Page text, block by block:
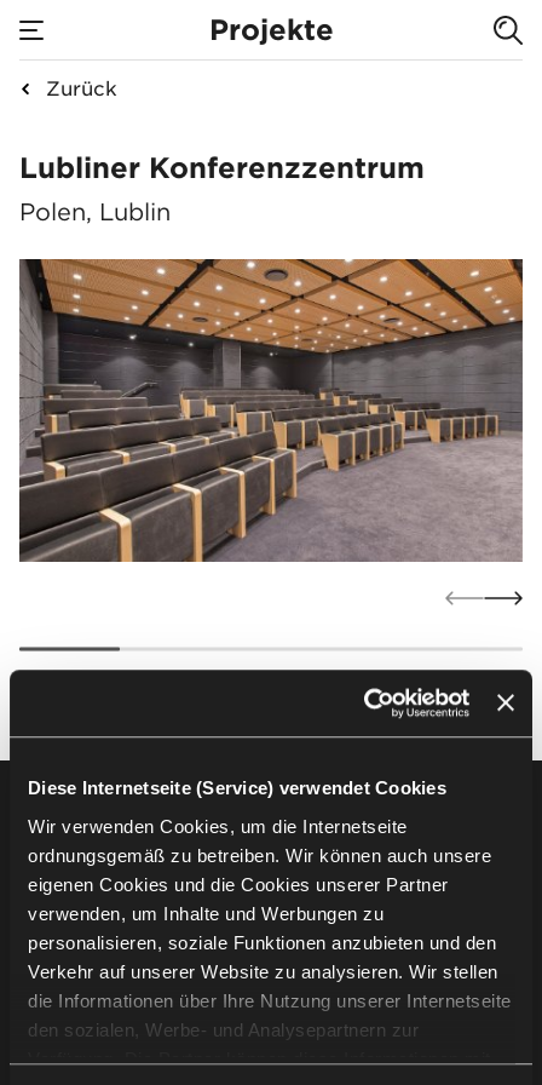
Diese Internetseite (Service) verwendet Cookies
Wir verwenden Cookies, um die Internetseite
ordnungsgemäß zu betreiben. Wir können auch unsere
eigenen Cookies und die Cookies unserer Partner
verwenden, um Inhalte und Werbungen zu
personalisieren, soziale Funktionen anzubieten und den
Verkehr auf unserer Website zu analysieren. Wir stellen
die Informationen über Ihre Nutzung unserer Internetseite
den sozialen, Werbe- und Analysepartnern zur
Verfügung. Die Partner können diese Informationen mit
Projekte
Zurück
Lubliner
Lubliner Konferenzzentrum
Polen, Lublin
Footer
Produkte
Auditoriumsbestuhlung
Tribünenbestuhlung
Stadionbestuhlung
Unternehmensinformation